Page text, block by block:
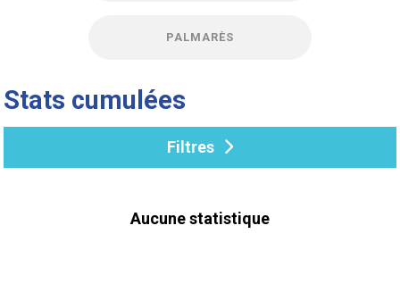
PALMARÈS
Stats cumulées
Filtres
Aucune statistique